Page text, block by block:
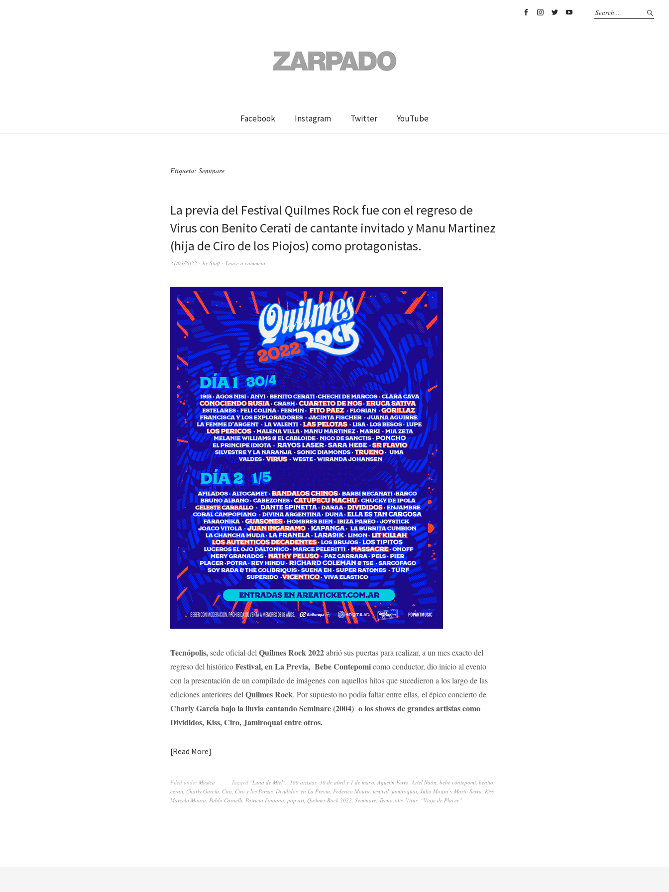
Facebook Instagram Twitter YouTube
Etiqueta: Seminare
La previa del Festival Quilmes Rock fue con el regreso de
Virus con Benito Cerati de cantante invitado y Manu Martinez
(hija de Ciro de los Piojos) como protagonistas.
31/03/2022 by Staff Leave a comment
Tecnópolis,sede oficial del Quilmes Rock 2022abrió sus puertas para realizar, a un mes exacto del
regreso del históricoFestival, en La Previa, Bebe Contepomicomo conductor, dio inicio al evento
con la presentación de un compilado de imágenes con aquellos hitos que sucedieron a los largo de las
ediciones anteriores del Quilmes Rock. Por supuesto no podía faltar entre ellas, el épico concierto de
Charly García bajo la lluvia cantando Seminare (2004) o los shows de grandes artistas como
Divididos, Kiss, Ciro, Jamiroquai entre otros.
Read More
Filed underMúsica Tagged "Luna de Miel"., 100 artistas, 30 de abril y 1 de mayo, Agustín Ferro, Ariel Naón, bebe contepomi, benito
cerati, Charly García, Ciro, Ciro y los Persas, Divididos, en La Previa, Federico Moura, festival, jamiroquai, Julio Moura y Mario Serra, Kiss,
Marcelo Moura, Pablo Carnelli, Patricio Fontana, pop art, Quilmes Rock 2022, Seminare, Tecno;olis, Virus, “Viaje de Placer”